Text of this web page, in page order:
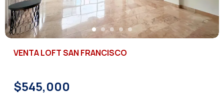
VENTA LOFT SAN FRANCISCO
$545,000